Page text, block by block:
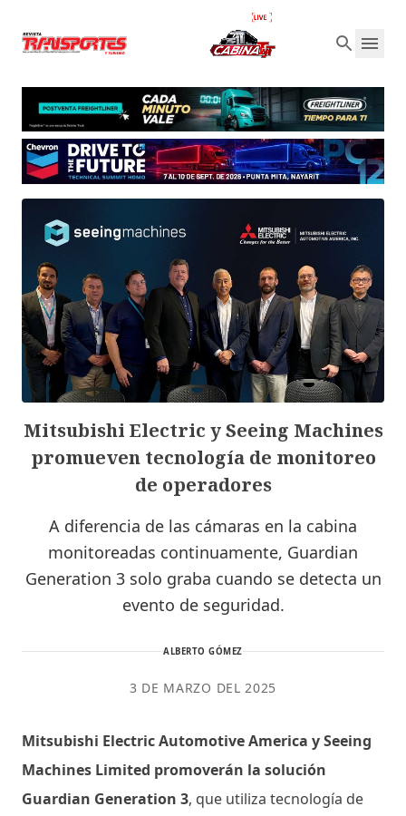
Mitsubishi Electric y Seeing Machines
promueven tecnología de monitoreo
de operadores
A diferencia de las cámaras en la cabina
monitoreadas continuamente, Guardian
Generation 3 solo graba cuando se detecta un
evento de seguridad.
ALBERTO GÓMEZ
3 DE MARZO DEL 2025
Mitsubishi Electric Automotive America y Seeing
Machines Limited promoverán la solución
Guardian Generation 3, que utiliza tecnología de